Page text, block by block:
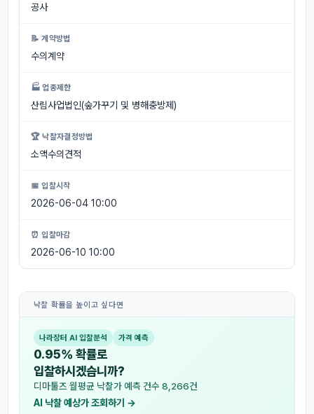
공사
📝 계약방법
수의계약
🏭 업종제한
산림사업법인(숲가꾸기 및 병해충방제)
🏆 낙찰자결정방법
소액수의견적
📅 입찰시작
2026-06-04 10:00
⏰ 입찰마감
2026-06-10 10:00
낙찰 확률을 높이고 싶다면
나라장터 AI 입찰분석 가격 예측
0.95% 확률로
입찰하시겠습니까?
디마툴즈 월평균 낙찰가 예측 건수 8,266건
AI 낙찰 예상가 조회하기 →